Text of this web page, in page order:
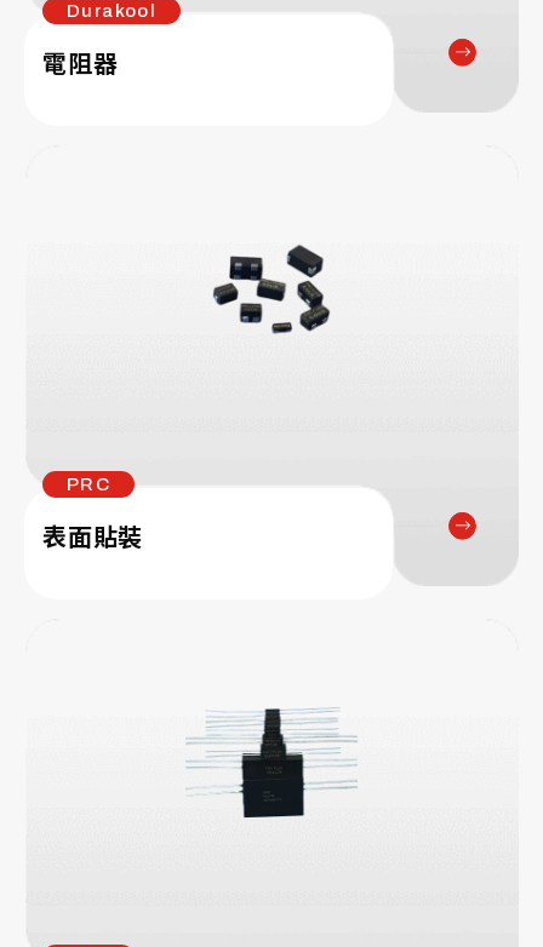
Durakool
電阻器
PRC
表面貼裝